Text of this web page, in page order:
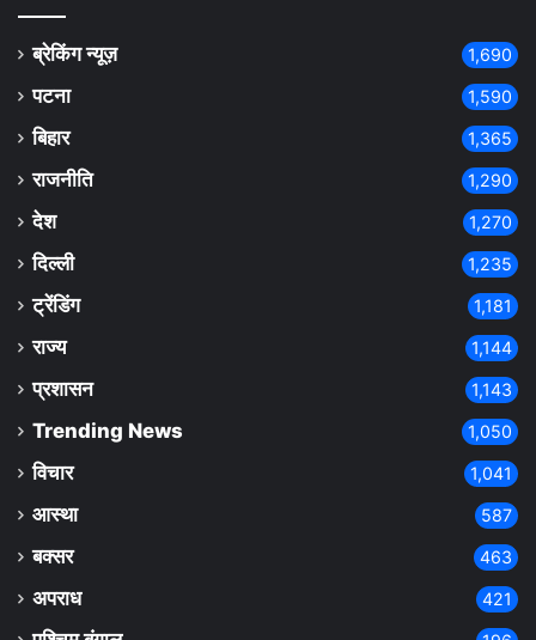
ब्रेकिंग न्यूज़ 1,690
पटना 1,590
बिहार 1,365
राजनीति 1,290
देश 1,270
दिल्ली 1,235
ट्रेंडिंग 1,181
राज्य 1,144
प्रशासन 1,143
Trending News 1,050
विचार 1,041
आस्था 587
बक्सर 463
अपराध 421